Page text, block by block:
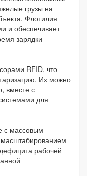
грузы на
Флотилия
и обеспечивает
зарядки
RFID, что
Их можно
вместе с
для
с массовым
рабочей